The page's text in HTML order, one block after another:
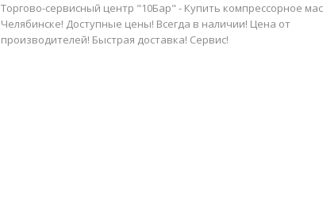
Торгово-сервисный центр "10Бар" - Купить компрессорное
Челябинске! Доступные цены! Всегда в наличии! Цена от
производителей! Быстрая доставка! Сервис!